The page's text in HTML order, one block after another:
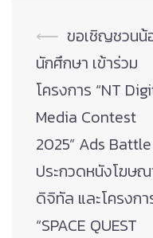
Post
navigation
⟵ ขอเชิญชวนน้
นักศึกษา เข้าร่วม
โครงการ “NT
Media Contest
2025” Ads Battle
ประกวดหนังโฆษ
ดิจิทัล และโครงกา
“SPACE QUEST